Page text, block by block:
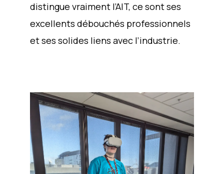
distingue vraiment l’AIT, ce sont ses
excellents débouchés professionnels
et ses solides liens avec l’industrie.